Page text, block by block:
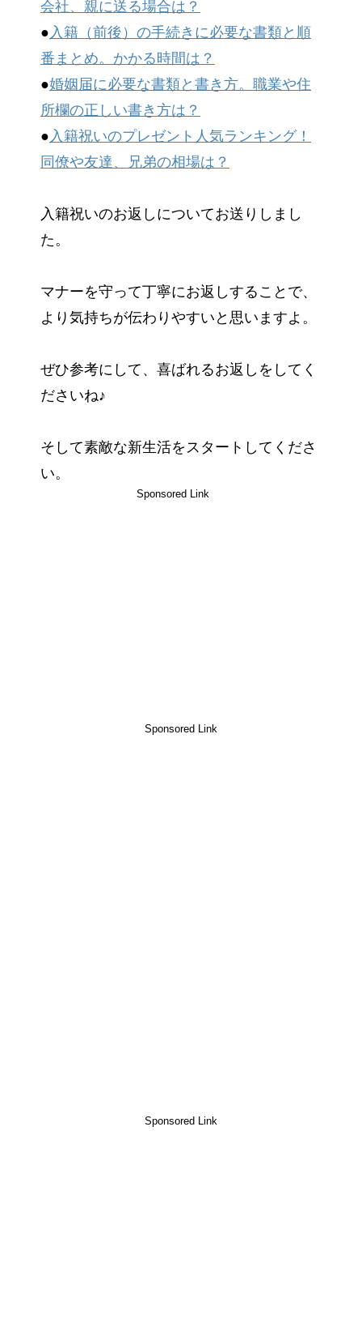
会社、親に送る場合は？
● 入籍（前後）の手続きに必要な書類と順
番まとめ。かかる時間は？
●婚姻届に必要な書類と書き方。職業や住
所欄の正しい書き方は？
● 入籍祝いのプレゼント人気ランキング！
同僚や友達、兄弟の相場は？
入籍祝いのお返しについてお送りしまし
た。
マナーを守って丁寧にお返しすることで、
より気持ちが伝わりやすいと思いますよ。
ぜひ参考にして、喜ばれるお返しをしてく
ださいね♪
そして素敵な新生活をスタートしてくださ
い。
Sponsored Link
Sponsored Link
Sponsored Link